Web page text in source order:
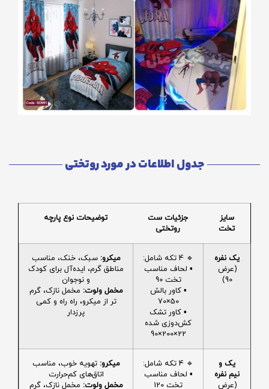
جدول اطلاعات در مورد روتختی
سایز
تخت
جزئیات ست
روتختی
توضیحات نوع پارچه
یک نفره
(عرض
90)
🔹 4 تکه شامل:
▪️ لحاف مناسب
تخت 90
▪️ کاور بالش
50×70
▪️ کاور تشک
کش‌دوزی شده
22×200×90
میکرو: سبک، خنک، مناسب
مناطق گرم، ایده‌آل برای کودک
و نوجوان
مخمل ولوت: مخمل نازک، گرم
تر از میکرو، راه راه و کمی
پرزدار
یک و
نیم نفره
(عرض
🔹 4 تکه شامل:
▪️ لحاف مناسب
تخت 120
میکرو: تهویه خوب، مناسب
اتاق‌های کم‌حرارت
مخمل ولوت: مخمل نازک، گرم